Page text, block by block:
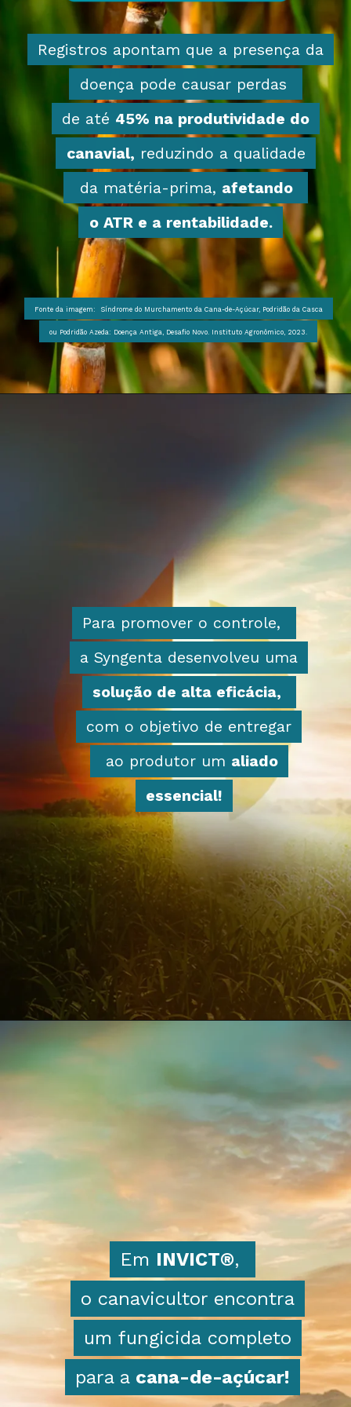
Registros apontam que a presença da
doença pode causar perdas
de até 45% na produtividade do
canavial, reduzindo a qualidade
da matéria-prima, afetando
o ATR e a rentabilidade.
Registros apontam que a presença da
doença pode causar perdas
de até 45% na produtividade do
canavial, reduzindo a qualidade
da matéria-prima, afetando
o ATR e a rentabilidade.
Fonte da imagem: Síndrome do Murchamento da Cana-de-Açúcar, Podridão da Casca
ou Podridão Azeda: Doença Antiga, Desafio Novo. Instituto Agronômico, 2023.
Fonte da imagem: Síndrome do Murchamento da Cana-de-Açúcar, Podridão da Casca
ou Podridão Azeda: Doença Antiga, Desafio Novo. Instituto Agronômico, 2023.
Para promover o controle,
a Syngenta desenvolveu uma
solução de alta eficácia,
com o objetivo de entregar
ao produtor um aliado
essencial!
Para promover o controle,
a Syngenta desenvolveu uma
solução de alta eficácia,
com o objetivo de entregar
ao produtor um aliado
essencial!
Em INVICT®,
o canavicultor encontra
um fungicida completo
para a cana-de-açúcar!
Em INVICT®,
o canavicultor encontra
um fungicida completo
para a cana-de-açúcar!